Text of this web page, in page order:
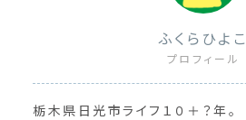
ふくらひよこ
プロフィール
栃木県日光市ライフ１０＋？年。